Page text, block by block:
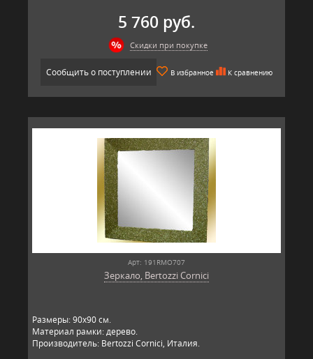
5 760 руб.
Скидки при покупке
Сообщить о поступлении В избранное К сравнению
Арт: 191RMO707
Зеркало, Bertozzi Cornici
​Размеры: 90х90 см.
Материал рамки: дерево.
Производитель: Bertozzi Cornici, Италия.